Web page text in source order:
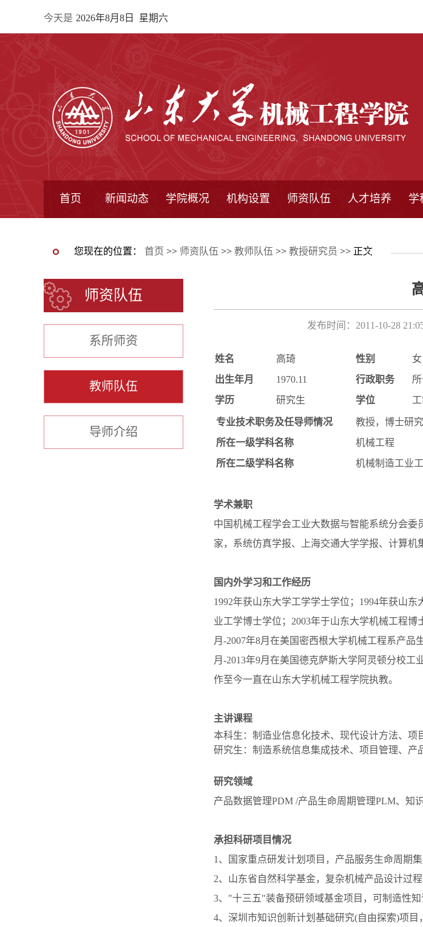
今天是 2026年8月8日 星期六
首页 新闻动态 学院概况 机构设置 师资队伍 人才培养
坛
学
您现在的位置： 首页 >> 师资队伍 >> 教师队伍 >> 教授研究员 >> 正文
师资队伍
系所师资
教师队伍
导师介绍
发布时间：2011-10-28
姓名 高琦 性别
女
出生年月
1970.11 行政职务
学历
研究生 学位
专业技术职务及任导师情况
教授，博士研
所在一级学科名称
机械工程
所在二级学科名称
机械制造工业
学术兼职
中国机械工程学会工业大数据与智能系统分会
家，系统仿真学报、上海交通大学学报、计算机
国内外学习和工作经历
1992年获山东大学工学学士学位；1994年获山
业工学博士学位；2003年于山东大学机械工程
月-2007年8月在美国密西根大学机械工程系产
月-2013年9月在美国德克萨斯大学阿灵顿分校工
作至今一直在山东大学机械工程学院执教。
主讲课程
本科生：制造业信息化技术、现代设计方法、项
研究生：制造系统信息集成技术、项目管理、产
研究领域
产品数据管理PDM /产品生命周期管理PLM、知
承担科研项目情况
1、国家重点研发计划项目，产品服务生命周期
2、山东省自然科学基金，复杂机械产品设计过
3、"十三五"装备预研领域基金项目，可制造性知
4、深圳市知识创新计划基础研究(自由探索)项